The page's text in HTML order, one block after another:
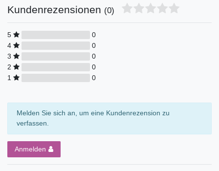
Kundenrezensionen (0)
5
0
4
0
3
0
2
0
1
0
Melden Sie sich an, um eine Kundenrezension zu
verfassen.
Anmelden